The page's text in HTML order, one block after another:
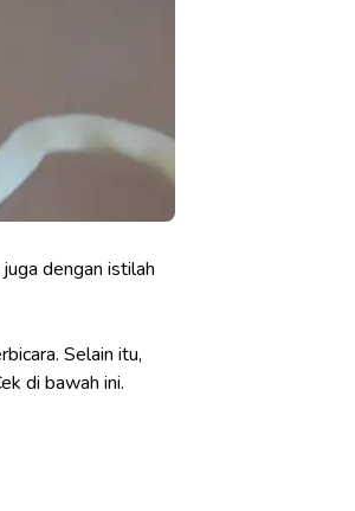
dengan istilah
Selain itu,
di bawah ini.